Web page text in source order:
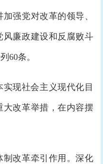
强党对改革的领导、
廉政建设和反腐败斗
60条。
现社会主义现代化目
改革举措，在内容摆
改革牵引作用。深化